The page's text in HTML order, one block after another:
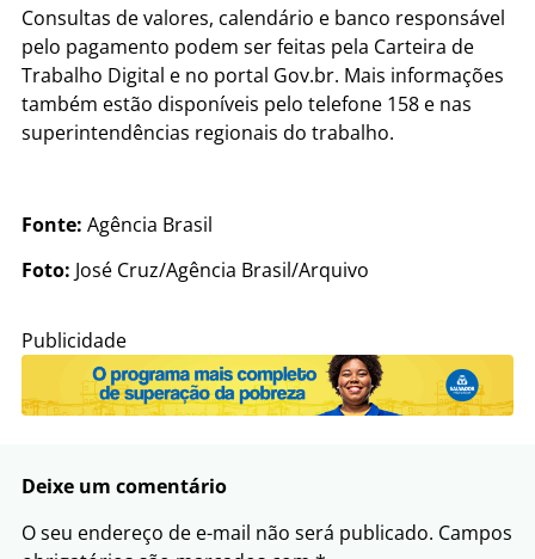
Consultas de valores, calendário e banco responsável
pelo pagamento podem ser feitas pela Carteira de
Trabalho Digital e no portal Gov.br. Mais informações
também estão disponíveis pelo telefone 158 e nas
superintendências regionais do trabalho.
Fonte: Agência Brasil
Foto: José Cruz/Agência Brasil/Arquivo
Publicidade
Deixe um comentário
O seu endereço de e-mail não será publicado. Campos